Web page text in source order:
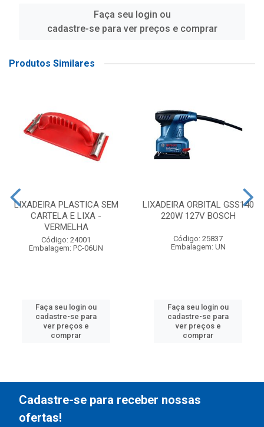
Faça seu login ou
cadastre-se para ver preços e comprar
Produtos Similares
LIXADEIRA PLASTICA SEM
CARTELA E LIXA -
VERMELHA
Código: 24001
Embalagem: PC-06UN
Faça seu login ou
cadastre-se para
ver preços e
comprar
LIXADEIRA ORBITAL GSS140
220W 127V BOSCH
Código: 25837
Embalagem: UN
Faça seu login ou
cadastre-se para
ver preços e
comprar
Cadastre-se para receber nossas
ofertas!